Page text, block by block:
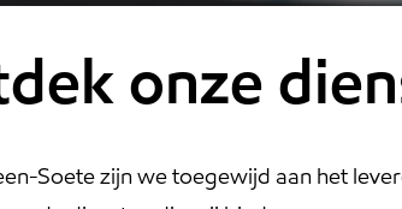
onze
Soete zijn we toegewijd aan het